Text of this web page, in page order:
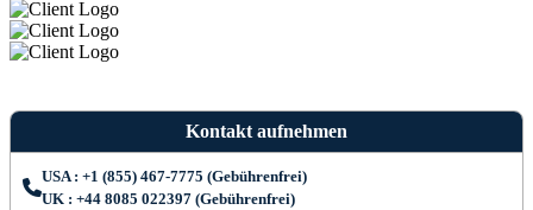
Kontakt aufnehmen
USA : +1 (855) 467-7775 (Gebührenfrei)
UK : +44 8085 022397 (Gebührenfrei)